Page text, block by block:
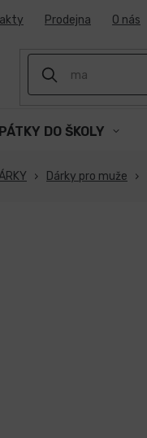
Prodejna O nás
DO ŠKOLY
Dárky pro muže